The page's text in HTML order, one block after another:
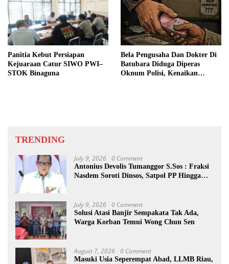
Panitia Kebut Persiapan
Kejuaraan Catur SIWO PWI–
STOK Binaguna
Bela Pengusaha Dan Dokter Di
Batubara Diduga Diperas
Oknum Polisi, Kenaikan
TRENDING
July 9, 2026 0 Comment
Antonius Devolis Tumanggor S.Sos : Fraksi
Nasdem Soroti Dinsos, Satpol PP Hingga
July 9, 2026 0 Comment
Solusi Atasi Banjir Sempakata Tak Ada,
Warga Korban Temui Wong Chun Sen
August 7, 2026 0 Comment
Masuki Usia Seperempat Abad, LLMB Riau,